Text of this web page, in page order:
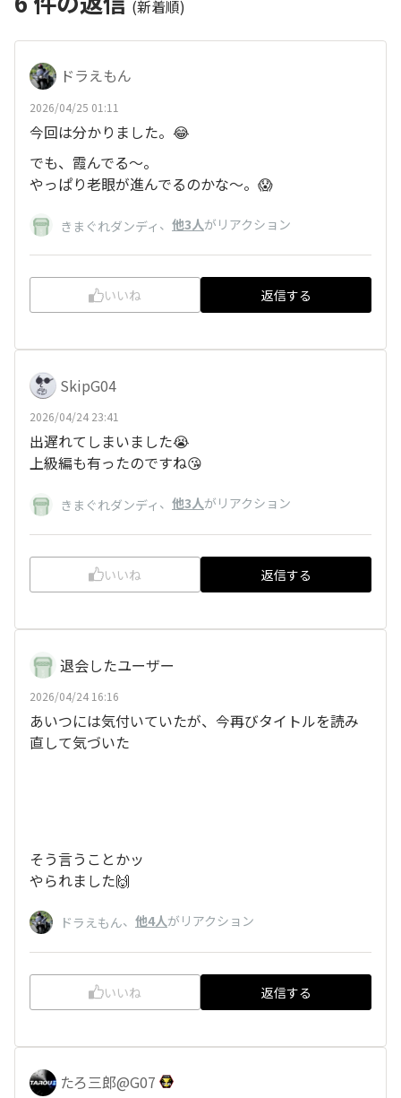
(新着順)
ドラえもん
2026/04/25 01:11
今回は分かりました。😂
でも、霞んでる〜。
やっぱり老眼が進んでるのかな〜。😱
きまぐれダンディ 、 他3人がリアクション
いいね 返信する
SkipG04
2026/04/24 23:41
出遅れてしまいました😭
上級編も有ったのですね😘
きまぐれダンディ 、 他3人がリアクション
いいね 返信する
退会したユーザー
2026/04/24 16:16
あいつには気付いていたが、今再びタイトルを読み
直して気づいた
そう言うことかッ
やられました🙌
ドラえもん、 他4人がリアクション
いいね 返信する
たろ三郎@G07